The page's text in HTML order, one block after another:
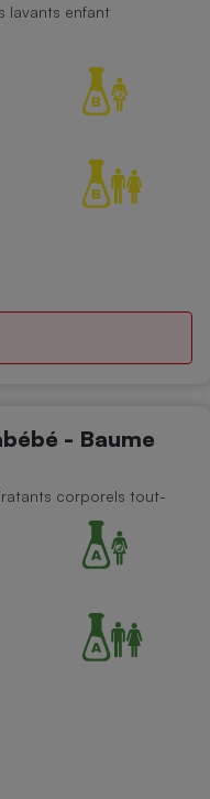
lavants enfant
- Baume
corporels tout-